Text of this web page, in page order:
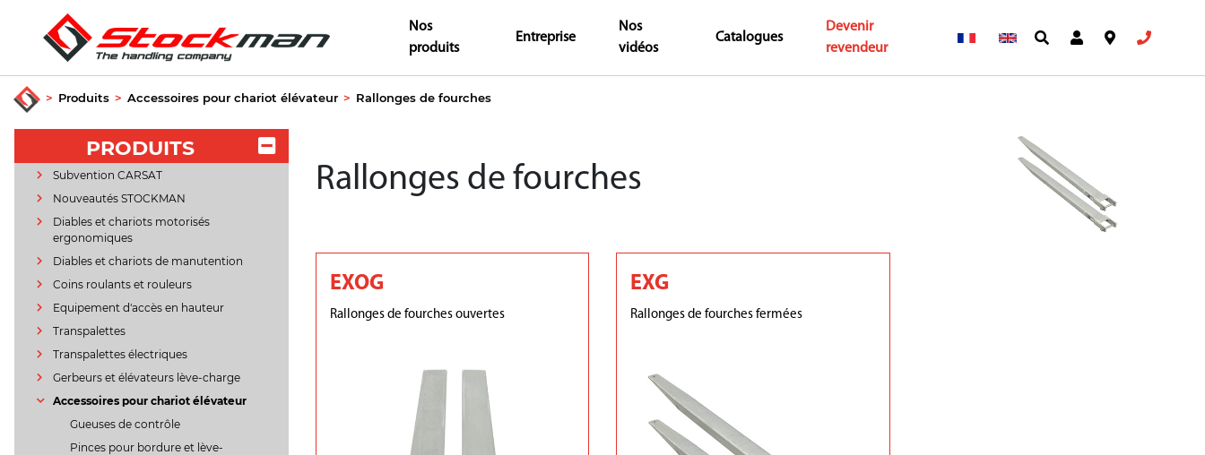
Nos
produits
Entreprise
Nos
vidéos
Catalogues
Devenir
revendeur
> Produits > Accessoires pour chariot élévateur > Rallonges de fourches
PRODUITS
Subvention CARSAT
Nouveautés STOCKMAN
Diables et chariots motorisés
ergonomiques
Diables et chariots de manutention
Coins roulants et rouleurs
Equipement d'accès en hauteur
Transpalettes
Transpalettes électriques
Gerbeurs et élévateurs lève-charge
Accessoires pour chariot élévateur
Gueuses de contrôle
Pinces pour bordure et lève-
Rallonges de fourches
EXOG
Rallonges de fourches ouvertes
EXG
Rallonges de fourches fermées